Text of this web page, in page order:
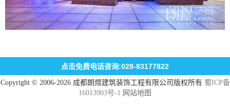
点击免费电话咨询:028-83177822
Copyright © 2006-2026 成都朗煜建筑装饰工程有限公司版权所有 蜀ICP备
16013903号-1
网站地图